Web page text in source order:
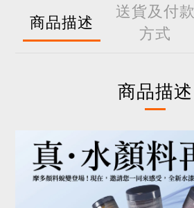
商品描述
送貨及付款
方式
商品描述